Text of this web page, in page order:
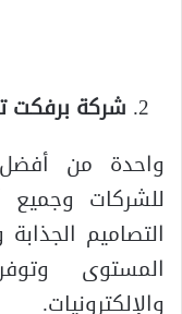
شركة برفكت
واحدة من أفضل
للشركات وجميع
التصاميم الجذابة
المستوى
والإلكترونيات.